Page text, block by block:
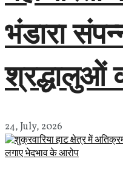
भंडारा
श्रद्धालुओं
24, July, 2026